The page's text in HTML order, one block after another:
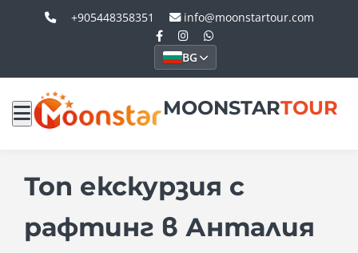
+905448358351 info@moonstartour.com
BG
MOONSTARTOUR
Топ екскурзия с
рафтинг в Анталия